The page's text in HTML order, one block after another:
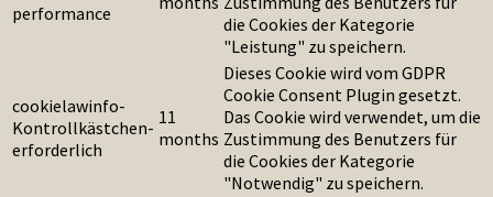
performance
die Cookies der Kategorie
"Leistung" zu speichern.
cookielawinfo-
Kontrollkästchen-
erforderlich
11
months
Dieses Cookie wird vom GDPR
Cookie Consent Plugin gesetzt.
Das Cookie wird verwendet, um die
Zustimmung des Benutzers für
die Cookies der Kategorie
"Notwendig" zu speichern.